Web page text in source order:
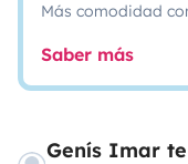
Más comodidad
Saber más
Genís Imar